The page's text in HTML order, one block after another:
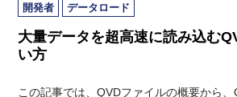
開発者
データロード
大量データを超高速に読み込む
い方
この記事では、QVDファイルの概要から